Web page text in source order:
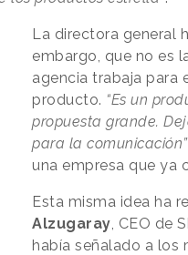
La directora general
embargo, que no es
agencia trabaja para
producto. “Es un
propuesta grande.
para la comunicación”
una empresa que ya
Esta misma idea ha
Alzugaray , CEO de
había señalado a los